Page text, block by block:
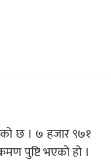
छ । ७ हजार ९७१
पुष्टि भएको हो ।